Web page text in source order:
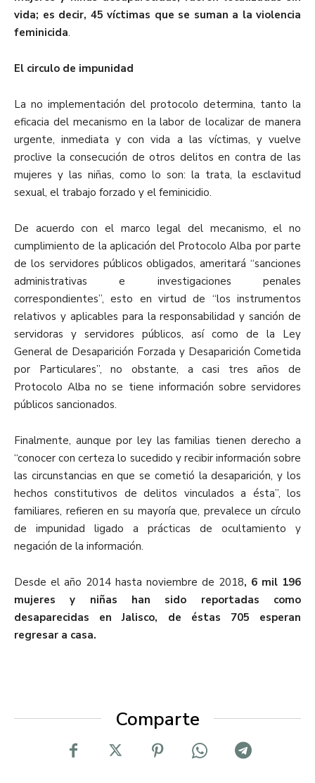
vida; es decir, 45 víctimas que se suman a la violencia
feminicida.
El circulo de impunidad
La no implementación del protocolo determina, tanto la
eficacia del mecanismo en la labor de localizar de manera
urgente, inmediata y con vida a las víctimas, y vuelve
proclive la consecución de otros delitos en contra de las
mujeres y las niñas, como lo son: la trata, la esclavitud
sexual, el trabajo forzado y el feminicidio.
De acuerdo con el marco legal del mecanismo, el no
cumplimiento de la aplicación del Protocolo Alba por parte
de los servidores públicos obligados, ameritará “sanciones
administrativas e investigaciones penales
correspondientes”, esto en virtud de “los instrumentos
relativos y aplicables para la responsabilidad y sanción de
servidoras y servidores públicos, así como de la Ley
General de Desaparición Forzada y Desaparición Cometida
por Particulares”, no obstante, a casi tres años de
Protocolo Alba no se tiene información sobre servidores
públicos sancionados.
Finalmente, aunque por ley las familias tienen derecho a
“conocer con certeza lo sucedido y recibir información sobre
las circunstancias en que se cometió la desaparición, y los
hechos constitutivos de delitos vinculados a ésta”, los
familiares, refieren en su mayoría que, prevalece un círculo
de impunidad ligado a prácticas de ocultamiento y
negación de la información.
Desde el año 2014 hasta noviembre de 2018, 6 mil 196
mujeres y niñas han sido reportadas como
desaparecidas en Jalisco, de éstas 705 esperan
regresar a casa.
Comparte